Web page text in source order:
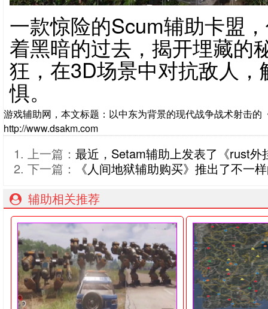
一款惊险的Scum辅助卡盟
着黑暗的过去，揭开埋藏的
狂，在3D场景中对抗敌人
惧。
游戏辅助网，本文标题：以中东为背景的现代战争战术射击
http://www.dsakm.com
上一篇： 最近，Setam辅助上发表了《rust外
下一篇：
《人间地狱辅助购买》推出了不一
辅助相关推荐